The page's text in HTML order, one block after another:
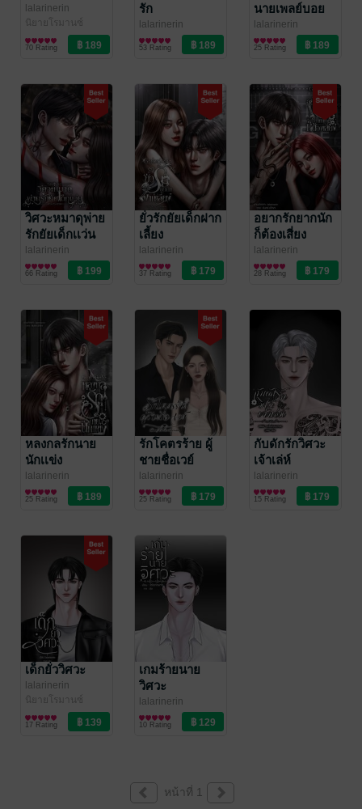
lalarinerin
นิยายโรมานซ์
70 Rating
รัก
lalarinerin
นิยายโรมานซ์
53 Rating
นายเพลย์บอย
lalarinerin
นิยายโรมานซ์
25 Rating
วิศวะหมาดุพ่าย
รักยัยเด็กเเว่น
lalarinerin
นิยายโรมานซ์
66 Rating
ยั่วรักยัยเด็กฝาก
เลี้ยง
lalarinerin
นิยายโรมานซ์
37 Rating
อยากรักยากนัก
ก็ต้องเสี่ยง
lalarinerin
นิยายโรมานซ์
28 Rating
หลงกลรักนาย
นักเเข่ง
lalarinerin
นิยายโรมานซ์
25 Rating
รักโคตรร้าย ผู้
ชายชื่อเวย์
lalarinerin
นิยายโรมานซ์
25 Rating
กับดักรักวิศวะ
เจ้าเล่ห์
lalarinerin
นิยายโรมานซ์
15 Rating
เด็กยั่ววิศวะ
lalarinerin
นิยายโรมานซ์
17 Rating
เกมร้ายนาย
วิศวะ
lalarinerin
นิยายโรมานซ์
10 Rating
หน้าที่ 1